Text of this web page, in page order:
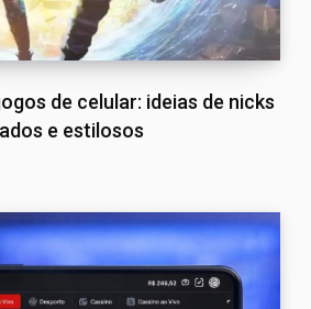
de celular: ideias de nicks
e estilosos